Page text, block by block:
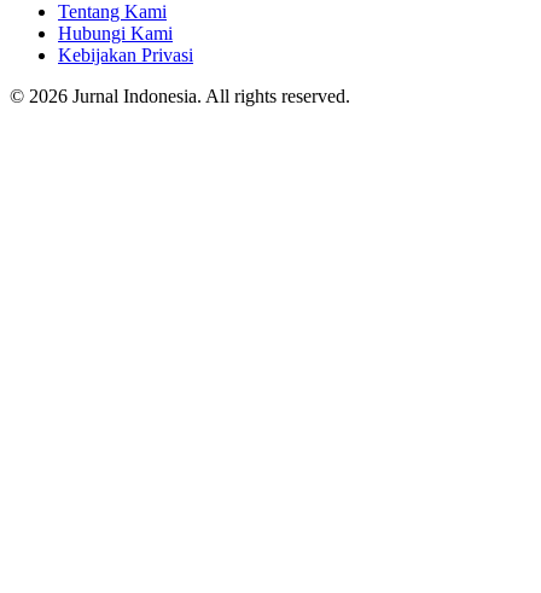
Tentang Kami
Hubungi Kami
Kebijakan Privasi
© 2026 Jurnal Indonesia. All rights reserved.